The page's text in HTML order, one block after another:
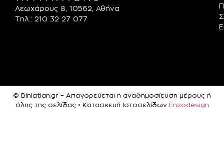
Λεωχάρους 8, 10562, Αθήνα
Τηλ.: 210 32 27 077
© Biniatian.gr – Απαγορεύεται η αναδημοσίευση μέρους ή
όλης της σελίδας • Κατασκευή Ιστοσελίδων Enzodesign